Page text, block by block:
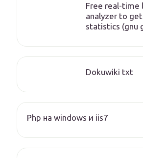
Free real-time
analyzer to
statistics (gnu
Dokuwiki txt
Php на windows и iis7